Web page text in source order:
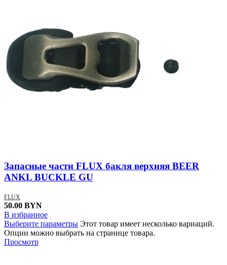
Запасные части FLUX бакля верхняя BEER
ANKL BUCKLE GU
FLUX
50.00 BYN
В избранное
Выберите параметры Этот товар имеет несколько вариаций.
Опции можно выбрать на странице товара.
Просмотр